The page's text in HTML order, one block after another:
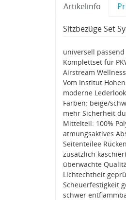
Artikelinfo
Sitzbezüge Set
universell passend
Komplettset für
Airstream
Vom Institut
moderne
Farben: beige/
mehr Sicherheit
Mittelteil: 100%
atmungsaktives
Seitenteilee
zusätzlich
überwachte
Lichtechtheit
Scheuerfestigkeit
schwer